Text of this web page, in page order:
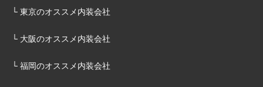
└ 東京のオススメ内装会社
└ 大阪のオススメ内装会社
└ 福岡のオススメ内装会社